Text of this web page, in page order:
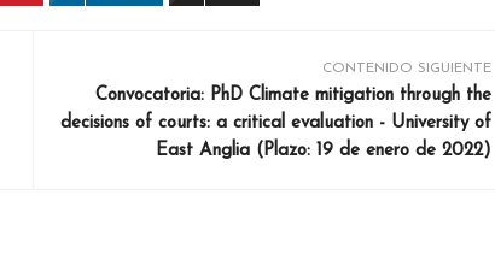
CONTENIDO SIGUIENTE
Convocatoria: PhD Climate mitigation through the
decisions of courts: a critical evaluation - University of
East Anglia (Plazo: 19 de enero de 2022)